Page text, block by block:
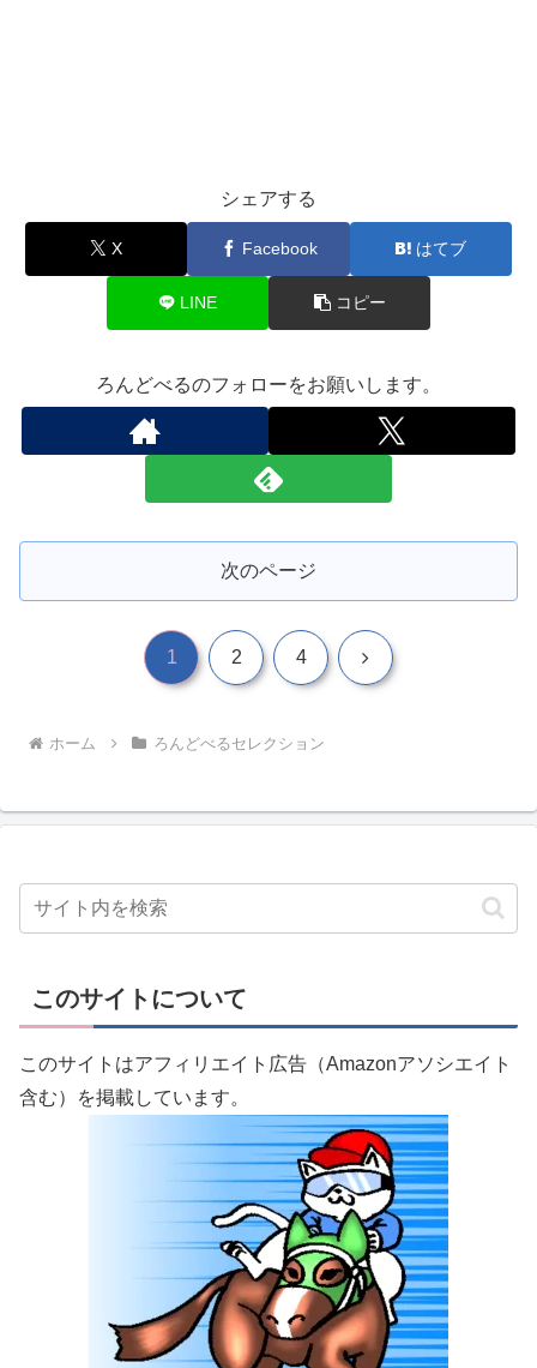
シェアする
X Facebook はてブ
LINE コピー
ろんどべるのフォローをお願いします。
次のページ
1 2 4 次
ホーム ろんどべるセレクション
このサイトについて
このサイトはアフィリエイト広告（Amazonアソシエイト
含む）を掲載しています。